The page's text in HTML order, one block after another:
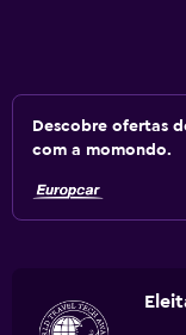
Descobre ofertas
com a momondo.